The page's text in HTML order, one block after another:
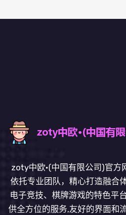
zoty中欧·(中国有限公司)官方
依托专业团队，精心打造融合
电子竞技、棋牌游戏的特色平
供全方位的服务,友好的界面和